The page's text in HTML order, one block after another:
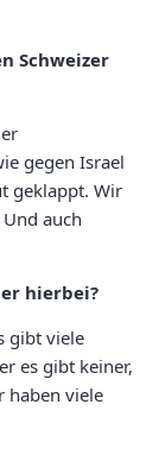
Schweizer
gegen Israel
geklappt. Wir
auch
hierbei?
gibt viele
es gibt keiner,
haben viele